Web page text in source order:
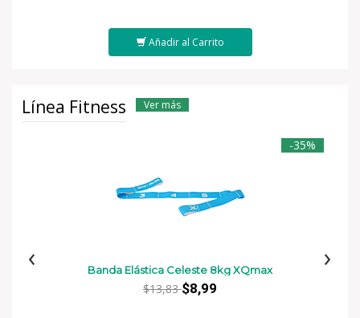
Añadir al Carrito
Línea Fitness Ver más
-35%
Banda Elástica Celeste 8kg XQmax
$13,83$8,99
‹ ›